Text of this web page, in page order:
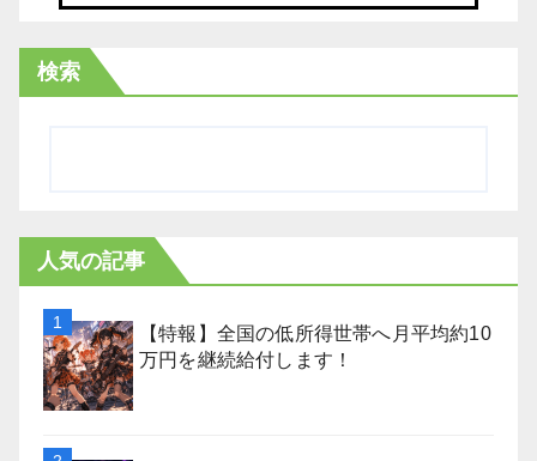
検索
人気の記事
【特報】全国の低所得世帯へ月平均約10
万円を継続給付します！